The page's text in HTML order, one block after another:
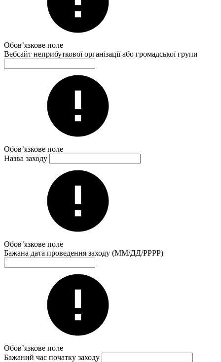
Обов’язкове поле
Вебсайт неприбуткової організації або громадської групи
Обов’язкове поле
Назва заходу
Обов’язкове поле
Бажана дата проведення заходу (ММ/ДД/РРРР)
Обов’язкове поле
Бажаний час початку заходу